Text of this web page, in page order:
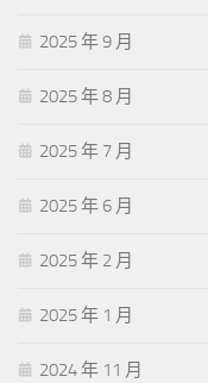
2025 年 9 月
2025 年 8 月
2025 年 7 月
2025 年 6 月
2025 年 2 月
2025 年 1 月
2024 年 11 月